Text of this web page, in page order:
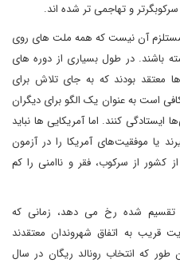
و تهاجمی تر شده اند.
آن نیست که همه ملت های روی
باشند. در طول بسیاری از دوره های
معتقد بودند که به جای تلاش برای
است به عنوان یک الگو برای دیگران
ایستادگی کنند. اما آمریکایی ها نباید
یا موفقیت‌های آمریکا را در آزمون
از سرکوب، فقر و ناامنی را کم
تقسیم شده رخ می دهد، زمانی که
به اتفاق شهروندان معتقدند
که انتخاب رونالد ریگان در سال